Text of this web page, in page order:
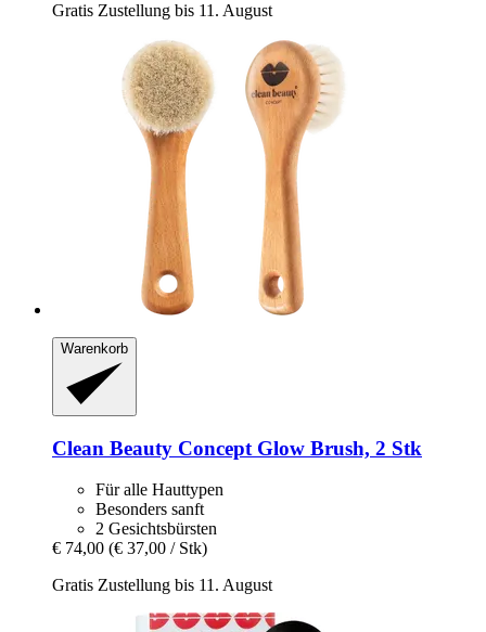
Gratis Zustellung bis 11. August
Warenkorb
Clean Beauty Concept Glow Brush, 2 Stk
Für alle Hauttypen
Besonders sanft
2 Gesichtsbürsten
€ 74,00 (€ 37,00 / Stk)
Gratis Zustellung bis 11. August